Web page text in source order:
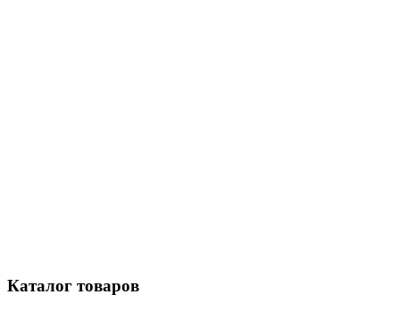
Каталог товаров